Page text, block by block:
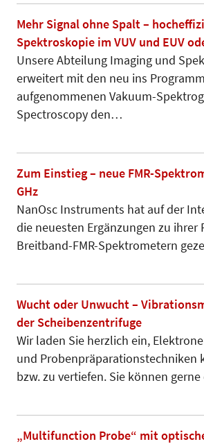
Mehr Signal ohne Spalt –
Spektroskopie im VUV und EUV
Unsere Abteilung Imaging und
erweitert mit den neu ins Programm
aufgenommenen Va­ku­um-
Spec­tros­co­py den…
Zum Einstieg – neue FMR-
GHz
NanOsc Instruments hat auf der
die neuesten Ergänzungen zu ihrer
Breitband-FMR-Spektrometern
Wucht oder Unwucht –
der Scheibenzentrifuge
Wir laden Sie herzlich ein,
und Pro­ben­prä­pa­­ra­tionstechniken
bzw. zu vertiefen. Sie können
„Multifunction Probe“ mit